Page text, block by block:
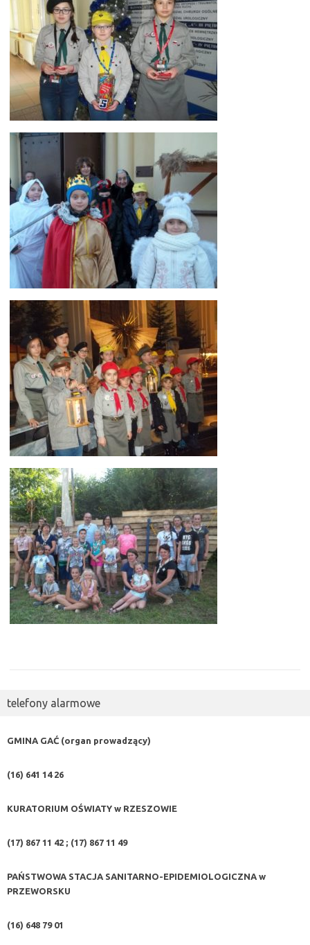
telefony alarmowe
GMINA GAĆ (organ prowadzący)
(16) 641 14 26
KURATORIUM OŚWIATY w RZESZOWIE
(17) 867 11 42 ; (17) 867 11 49
PAŃSTWOWA STACJA SANITARNO-EPIDEMIOLOGICZNA w
PRZEWORSKU
(16) 648 79 01